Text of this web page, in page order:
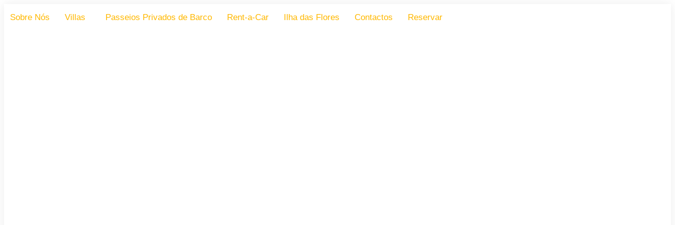
Sobre Nós Villas Passeios Privados de Barco Rent-a-Car Ilha das Flores Contactos Reservar